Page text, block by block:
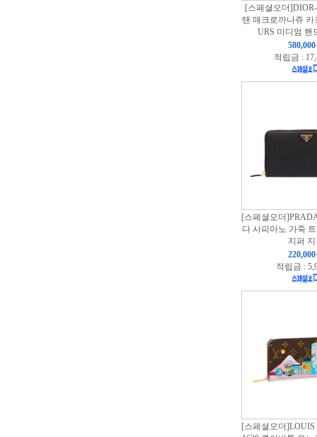
[스페셜오더
탠 매크로까나쥬 카
URS 미디엄 핸
적립금 :
[스페셜오더
다 사피아노 가죽
지퍼
적립금 :
[스페셜오더